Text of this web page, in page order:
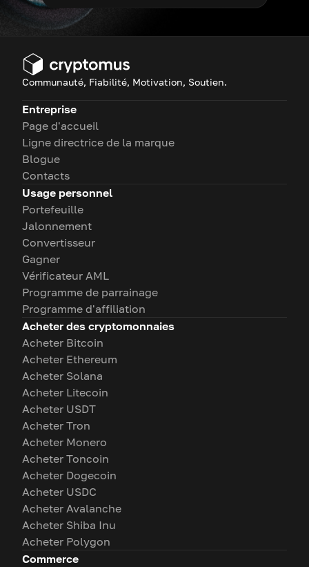
Communauté, Fiabilité, Motivation, Soutien.
Entreprise
Page d'accueil
Ligne directrice de la marque
Blogue
Contacts
Usage personnel
Portefeuille
Jalonnement
Convertisseur
Gagner
Vérificateur AML
Programme de parrainage
Programme d'affiliation
Acheter des cryptomonnaies
Acheter Bitcoin
Acheter Ethereum
Acheter Solana
Acheter Litecoin
Acheter USDT
Acheter Tron
Acheter Monero
Acheter Toncoin
Acheter Dogecoin
Acheter USDC
Acheter Avalanche
Acheter Shiba Inu
Acheter Polygon
Commerce